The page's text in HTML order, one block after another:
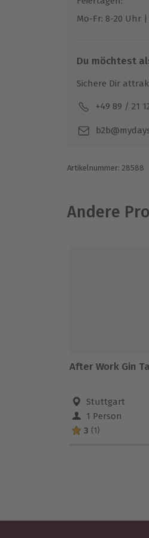
einfach nur
Genuss, den
Mo-Fr: 8-20 Uhr |
Du möchtest
Sichere Dir
+49 89 / 21
Artikelnummer: 28588
Andere
After Work Gin
Stuttgart
1 Person
3 (1)